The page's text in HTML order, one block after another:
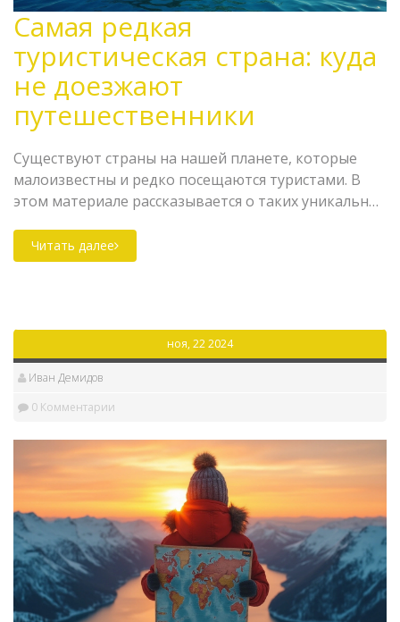
Самая редкая
туристическая страна: куда
не доезжают
путешественники
Существуют страны на нашей планете, которые
малоизвестны и редко посещаются туристами. В
этом материале рассказывается о таких уникальных
популярных направлений. Статья раскрывает
причины такого низкого интереса, а также
особенности этих уголков мира, которые могут
стать настоящим открытием для искушенного
путешественника.
Читать далее
ноя, 22 2024
Иван Демидов
0 Комментарии